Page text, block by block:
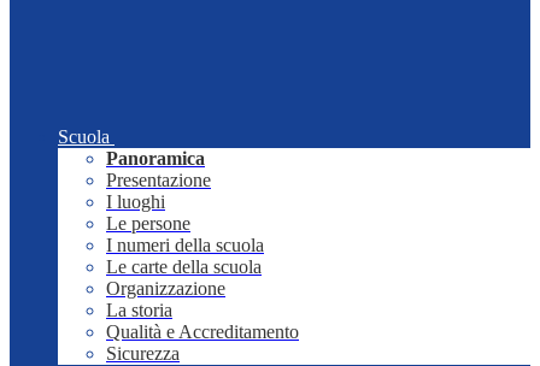
Scuola
Panoramica
Presentazione
I luoghi
Le persone
I numeri della scuola
Le carte della scuola
Organizzazione
La storia
Qualità e Accreditamento
Sicurezza